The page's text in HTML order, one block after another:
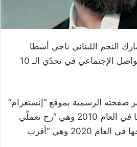
النجم اللبناني ناجي أسطا
مع متابعيه عبر مواقع التواصل الإجتماعي في تحدّي الـ 10
صفحته الرسمية بموقع “إنستغرام”
أغنيتين له، الأولى طرحها في العام 2010 وهي “رح تعملّي
بالأعصاب”، والثانية طرحها في العام 2020 وهي “أقرب